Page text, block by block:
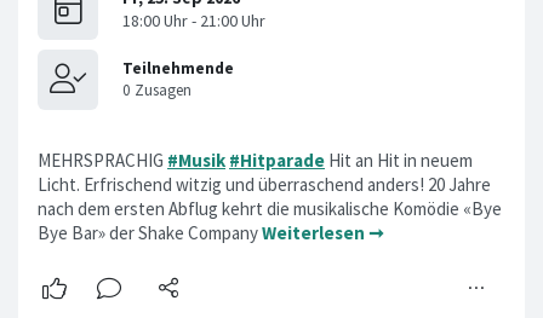
MEHRSPRACHIG #Musik #Hitparade Hit an Hit in neuem
Licht. Erfrischend witzig und überraschend anders! 20 Jahre
nach dem ersten Abflug kehrt die musikalische Komödie «Bye
Bye Bar» der Shake CompanyWeiterlesen ➞